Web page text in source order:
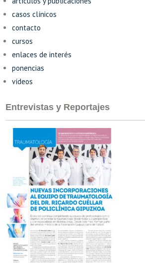
casos clínicos
contacto
cursos
enlaces de interés
ponencias
vídeos
Entrevistas y Reportajes